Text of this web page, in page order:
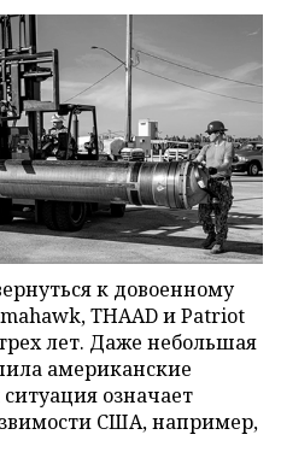
к довоенному
THAAD и Patriot
лет. Даже небольшая
американские
означает
США, например,